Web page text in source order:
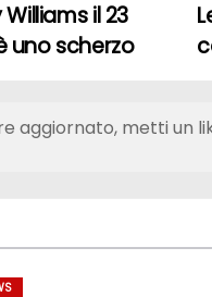
il 23
uno scherzo
aggiornato, metti un